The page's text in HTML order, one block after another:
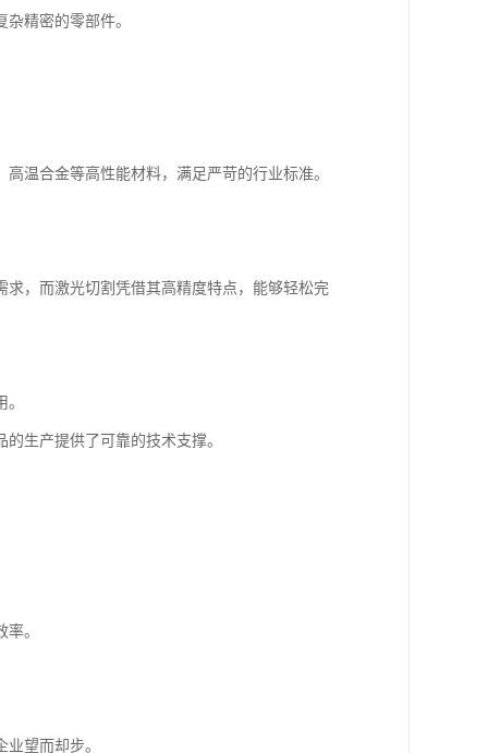
精密的零部件。
温合金等高性能材料，满足严苛的行业标准。
，而激光切割凭借其高精度特点，能够轻松完
生产提供了可靠的技术支撑。
。
望而却步。